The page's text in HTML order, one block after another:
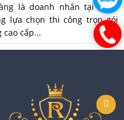
là doanh nhân tại Ninh
lựa chọn thi công trọn gói
cấp...